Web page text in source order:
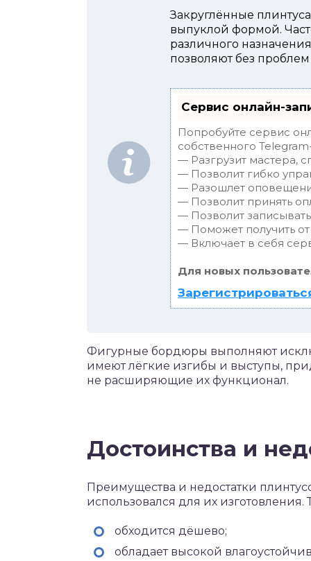
Закруглённые
выпуклой формой.
различного
позволяют без
Сервис онлайн-
Попробуйте сервис
собственного
— Разгрузит мастера,
— Позволит гибко
— Разошлет
— Позволит принять
— Позволит
— Поможет получить
— Включает в себя
Для новых
Фигурные бордюры выполняют
имеют лёгкие изгибы и выступы,
не расширяющие их функционал.
Достоинства и
Преимущества и недостатки
использовался для их изготовления.
обходится дёшево;
обладает высокой